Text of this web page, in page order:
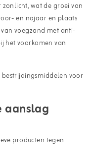
wat de groei van
en najaar en plaats
voegzand met anti-
het voorkomen van
bestrijdingsmiddelen voor
aanslag
producten tegen